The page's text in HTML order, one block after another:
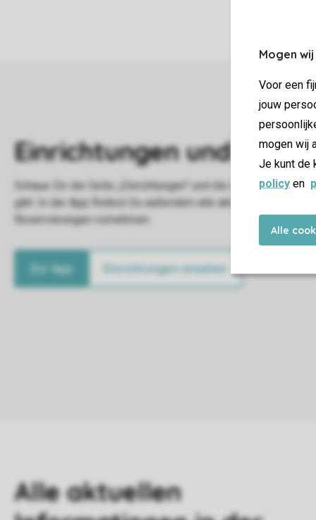
Mogen
Voor een
jouw
mogen wij
Je kunt de
policy en
Alle
Zur App Einrichtungen ansehen